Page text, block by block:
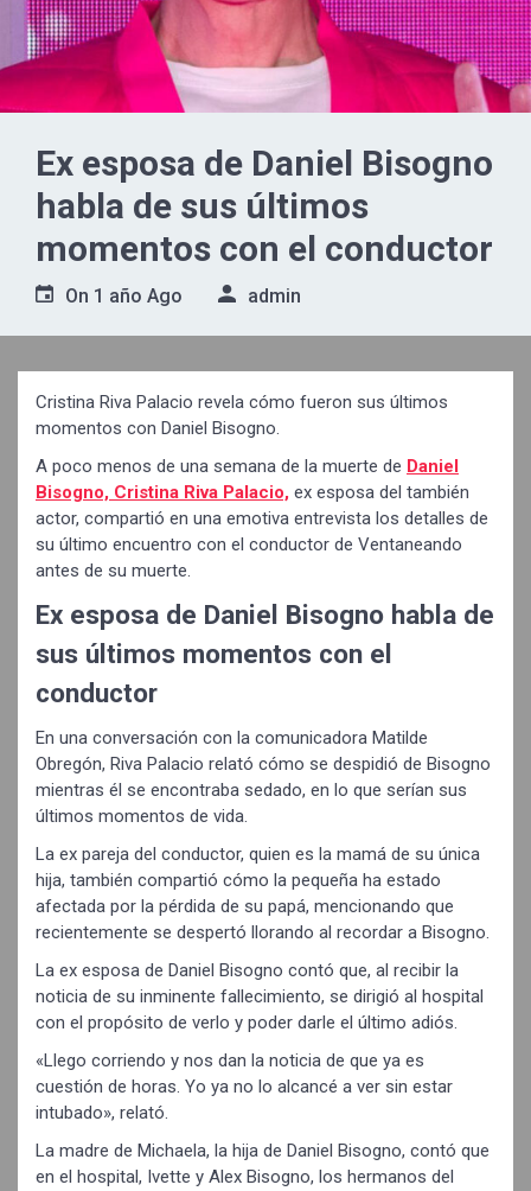
Ex esposa de Daniel Bisogno
habla de sus últimos
momentos con el conductor
On 1 año Ago admin
Cristina Riva Palacio revela cómo fueron sus últimos
momentos con Daniel Bisogno.
A poco menos de una semana de la muerte de Daniel
Bisogno, Cristina Riva Palacio, ex esposa del también
actor, compartió en una emotiva entrevista los detalles de
su último encuentro con el conductor de Ventaneando
antes de su muerte.
Ex esposa de Daniel Bisogno habla de
sus últimos momentos con el
conductor
En una conversación con la comunicadora Matilde
Obregón, Riva Palacio relató cómo se despidió de Bisogno
mientras él se encontraba sedado, en lo que serían sus
últimos momentos de vida.
La ex pareja del conductor, quien es la mamá de su única
hija, también compartió cómo la pequeña ha estado
afectada por la pérdida de su papá, mencionando que
recientemente se despertó llorando al recordar a Bisogno.
La ex esposa de Daniel Bisogno contó que, al recibir la
noticia de su inminente fallecimiento, se dirigió al hospital
con el propósito de verlo y poder darle el último adiós.
«Llego corriendo y nos dan la noticia de que ya es
cuestión de horas. Yo ya no lo alcancé a ver sin estar
intubado», relató.
La madre de Michaela, la hija de Daniel Bisogno, contó que
en el hospital, Ivette y Alex Bisogno, los hermanos del